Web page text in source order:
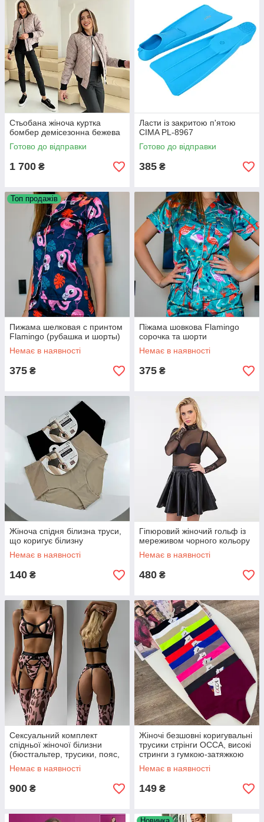
Стьобана жіноча куртка
бомбер демісезонна бежева
Готово до відправки
1 700 ₴
Ласти із закритою п'ятою
CIMA PL-8967
Готово до відправки
385 ₴
Топ продажів
Пижама шелковая с принтом
Flamingo (рубашка и шорты)
Немає в наявності
375 ₴
Піжама шовкова Flamingo
сорочка та шорти
Немає в наявності
375 ₴
Жіноча спідня білизна труси,
що коригує білизну
Немає в наявності
140 ₴
Гіпюровий жіночий гольф із
мереживом чорного кольору
Немає в наявності
480 ₴
Сексуальний комплект
спідньої жіночої білизни
(бюстгальтер, трусики, пояс,
панчохи) рожевий + чорний
Спокуса
Немає в наявності
900 ₴
Жіночі безшовні коригувальні
трусики стрінги ОССА, високі
стринги з гумкою-затяжкою
живота
Немає в наявності
149 ₴